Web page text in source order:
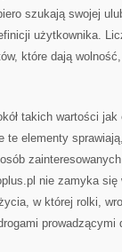
szukają swojej
użytkownika.
które dają
takich wartości jak
te elementy
nie zamyka się
w której rolki,
prowadzącymi